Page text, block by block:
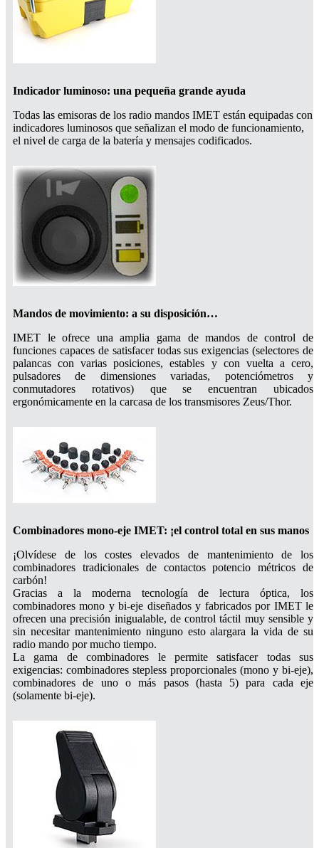
Indicador luminoso: una pequeña grande ayuda
Todas las emisoras de los radio mandos IMET están equipadas con
indicadores luminosos que señalizan el modo de funcionamiento,
el nivel de carga de la batería y mensajes codificados.
Mandos de movimiento: a su disposición…
IMET le ofrece una amplia gama de mandos de control de
funciones capaces de satisfacer todas sus exigencias (selectores de
palancas con varias posiciones, estables y con vuelta a cero,
pulsadores de dimensiones variadas, potenciómetros y
conmutadores rotativos) que se encuentran ubicados
ergonómicamente en la carcasa de los transmisores Zeus/Thor.
Combinadores mono-eje IMET: ¡el control total en sus manos
¡Olvídese de los costes elevados de mantenimiento de los
combinadores tradicionales de contactos potencio métricos de
carbón!
Gracias a la moderna tecnología de lectura óptica, los
combinadores mono y bi-eje diseñados y fabricados por IMET le
ofrecen una precisión inigualable, de control táctil muy sensible y
sin necesitar mantenimiento ninguno esto alargara la vida de su
radio mando por mucho tiempo.
La gama de combinadores le permite satisfacer todas sus
exigencias: combinadores stepless proporcionales (mono y bi-eje),
combinadores de uno o más pasos (hasta 5) para cada eje
(solamente bi-eje).